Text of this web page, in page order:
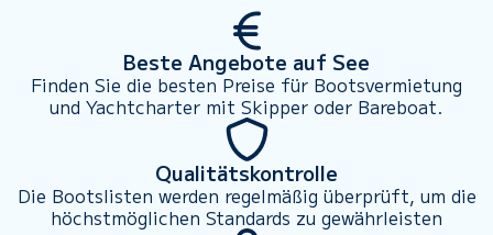
Beste Angebote auf See
Finden Sie die besten Preise für Bootsvermietung
und Yachtcharter mit Skipper oder Bareboat.
Qualitätskontrolle
Die Bootslisten werden regelmäßig überprüft, um die
höchstmöglichen Standards zu gewährleisten